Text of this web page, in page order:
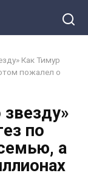
Как Тимур
пожалел о
звезду»
по
а